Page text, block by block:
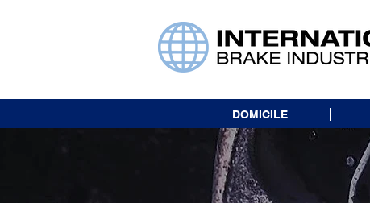
DOMICILE